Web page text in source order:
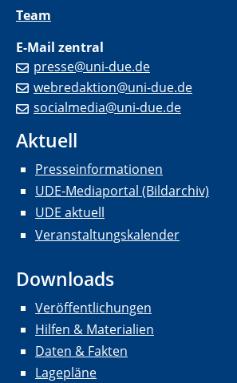
Team
E-Mail zentral
presse@uni-due.de
webredaktion@uni-due.de
socialmedia@uni-due.de
Aktuell
Presseinformationen
UDE-Mediaportal (Bildarchiv)
UDE aktuell
Veranstaltungskalender
Downloads
Veröffentlichungen
Hilfen & Materialien
Daten & Fakten
Lagepläne